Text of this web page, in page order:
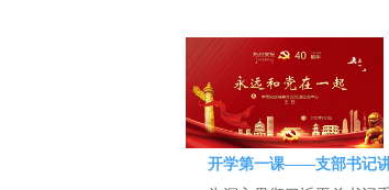
开学第一课——支部书记